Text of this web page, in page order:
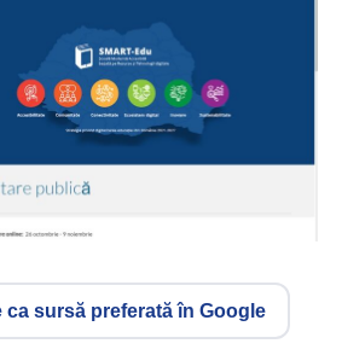
ca sursă preferată în Google